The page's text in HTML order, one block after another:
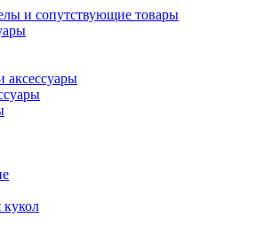
и сопутствующие товары
аксессуары
кукол